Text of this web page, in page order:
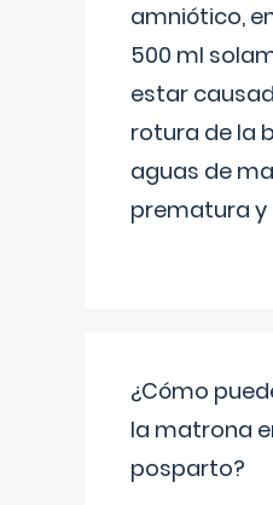
amniótico,
500 ml
estar
rotura de la
aguas de
prematura y
¿Cómo
la matrona
posparto?